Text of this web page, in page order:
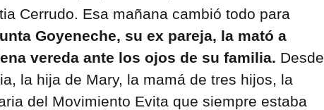
Cerrudo. Esa mañana cambió todo para
Goyeneche, su ex pareja, la mató a
vereda ante los ojos de su familia. Desde
la hija de Mary, la mamá de tres hijos, la
del Movimiento Evita que siempre estaba